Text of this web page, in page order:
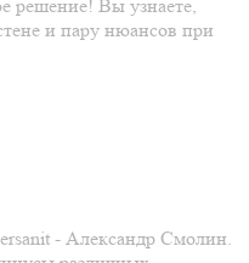
решение! Вы узнаете,
и пару нюансов при
- Александр Смолин.